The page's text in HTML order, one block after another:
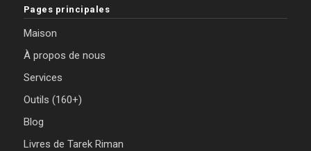
Pages principales
Maison
À propos de nous
Services
Outils (160+)
Blog
Livres de Tarek Riman